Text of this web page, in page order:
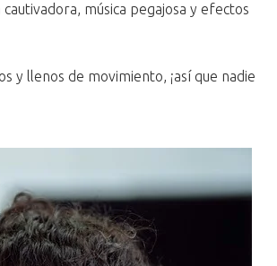
música pegajosa y efectos
y llenos de movimiento, ¡así que nadie